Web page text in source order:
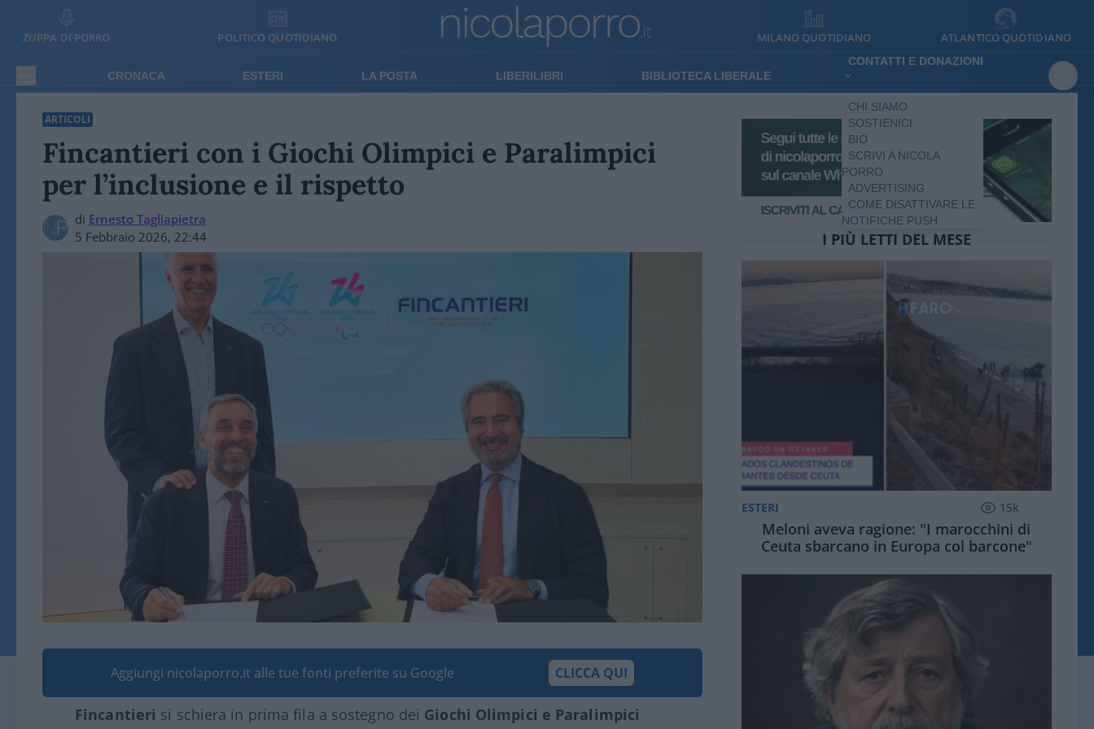
ZUPPA DI PORRO POLITICO QUOTIDIANO MILANO QUOTIDIANO ATLANTICO QUOTIDIANO
CRONACA ESTERI LA POSTA LIBERILIBRI BIBLIOTECA LIBERALE
CONTATTI E DONAZIONI
CHI SIAMO
SOSTIENICI
BIO
SCRIVI A NICOLA
PORRO
ADVERTISING
COME DISATTIVARE LE
NOTIFICHE PUSH
ARTICOLI
Fincantieri con i Giochi Olimpici e Paralimpici
per l’inclusione e il rispetto
di Ernesto Tagliapietra
5 Febbraio 2026, 22:44
Aggiungi nicolaporro.it alle tue fonti preferite su Google CLICCA QUI
Fincantieri si schiera in prima fila a sostegno dei Giochi Olimpici e Paralimpici
I PIÙ LETTI DEL MESE
ESTERI 15k
Meloni aveva ragione: "I marocchini di
Ceuta sbarcano in Europa col barcone"